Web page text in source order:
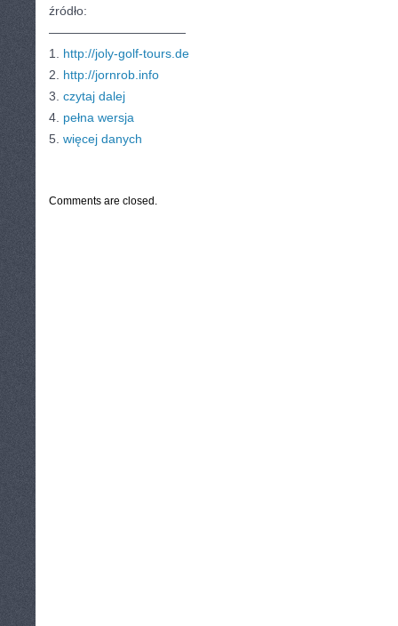
źródło:
———————————
1. http://joly-golf-tours.de
2. http://jornrob.info
3. czytaj dalej
4. pełna wersja
5. więcej danych
Comments are closed.